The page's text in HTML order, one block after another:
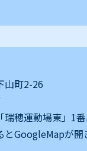
山町2-26
穂運動場東」1
とGoogleMapが開